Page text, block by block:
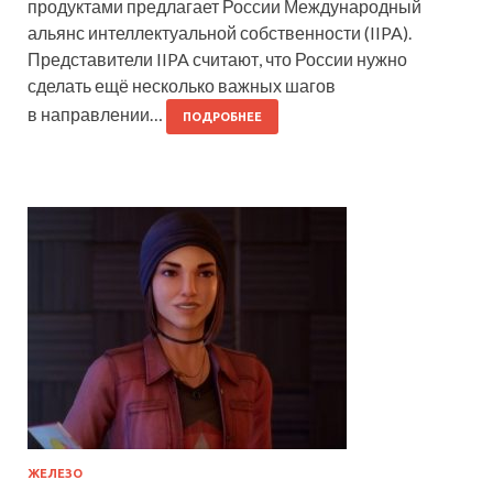
продуктами предлагает России Международный
альянс интеллектуальной собственности (IIPA).
Представители IIPA считают, что России нужно
сделать ещё несколько важных шагов
в направлении…
ПОДРОБНЕЕ
ЖЕЛЕЗО